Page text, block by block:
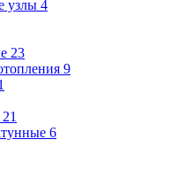
узлы 4
23
9
21
6